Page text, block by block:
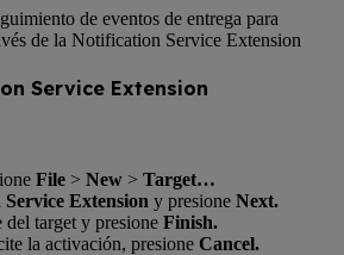
de eventos de entrega para
de la Notification Service Extension
Service Extension
File > New > Target…
Extension y presione Next.
del target y presione Finish.
la activación, presione Cancel.